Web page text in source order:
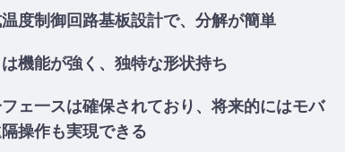
度制御回路基板設計で、分解が簡単
機能が強く、独特な形状持ち
ェ一スは確保されており、将来的にはモバ
操作も実現できる